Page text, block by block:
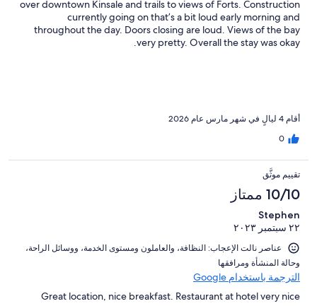
over downtown Kinsale and trails to views of Forts. Construction
currently going on that’s a bit loud early morning and
throughout the day. Doors closing are loud. Views of the bay
very pretty. Overall the stay was okay.
أقام 4 ليالٍ في شهر مارس عام 2026
0
تقييم موثَّق
10/10 ممتاز
Stephen
٢٢ سبتمبر ٢٠٢٣
عناصر نالت الإعجاب: ⁦النظافة⁩، و⁦العاملون ومستوى الخدمة⁩، و⁦وسائل الراحة⁩،
و⁦حالة المنشأة ومرافقها⁩
الترجمة باستخدام Google
Great location, nice breakfast. Restaurant at hotel very nice